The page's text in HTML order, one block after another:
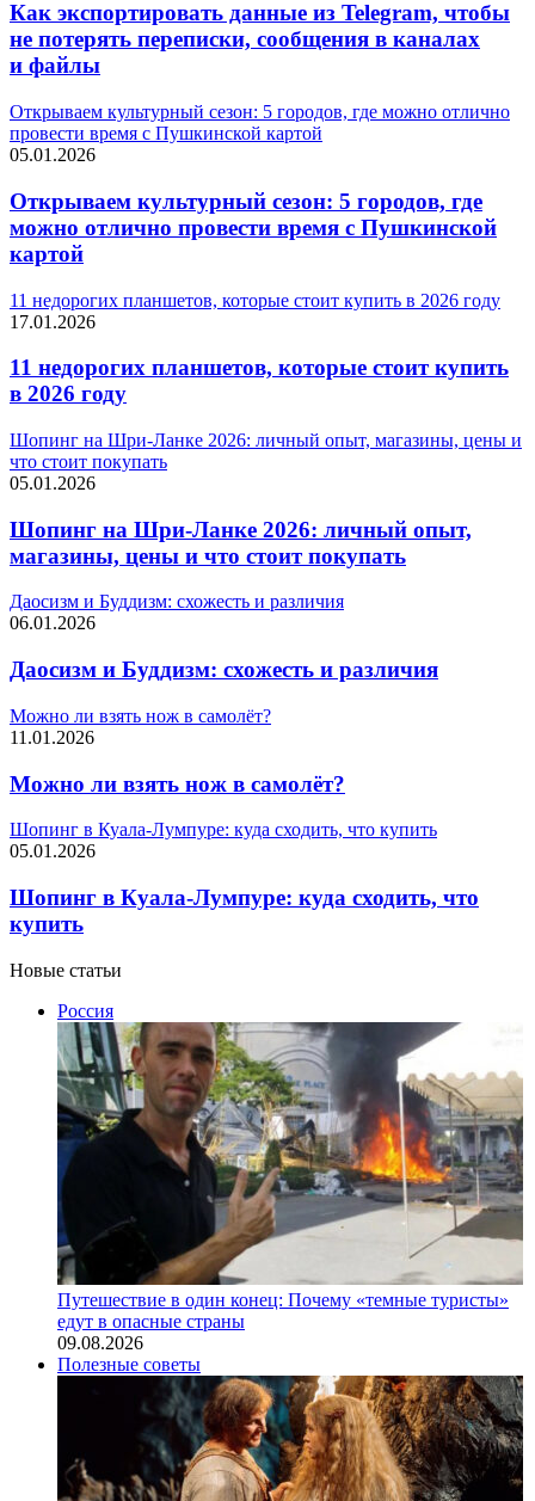
Как экспортировать данные из Telegram, чтобы
не потерять переписки, сообщения в каналах
и файлы
Открываем культурный сезон: 5 городов, где можно отлично
провести время с Пушкинской картой
05.01.2026
Открываем культурный сезон: 5 городов, где
можно отлично провести время с Пушкинской
картой
11 недорогих планшетов, которые стоит купить в 2026 году
17.01.2026
11 недорогих планшетов, которые стоит купить
в 2026 году
Шопинг на Шри-Ланке 2026: личный опыт, магазины, цены и
что стоит покупать
05.01.2026
Шопинг на Шри-Ланке 2026: личный опыт,
магазины, цены и что стоит покупать
Даосизм и Буддизм: схожесть и различия
06.01.2026
Даосизм и Буддизм: схожесть и различия
Можно ли взять нож в самолёт?
11.01.2026
Можно ли взять нож в самолёт?
Шопинг в Куала-Лумпуре: куда сходить, что купить
05.01.2026
Шопинг в Куала-Лумпуре: куда сходить, что
купить
Новые статьи
Россия
Путешествие в один конец: Почему «темные туристы»
едут в опасные страны
09.08.2026
Полезные советы